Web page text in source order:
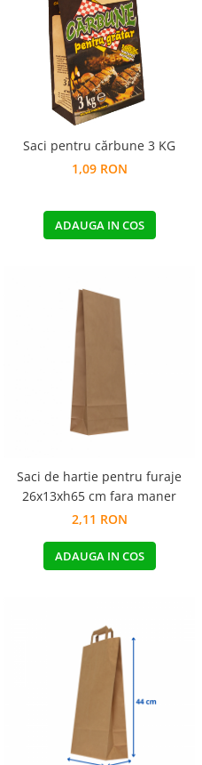
Pungi de hartie ciocolatii
Pungi de hartie mov
Pungi de hartie bordeaux
Cutii cartofi prajiti
Cutii mancare chinezeasca
Boluri supa cu capac de unica
folosinta
Caserole salata din carton
Boluri unica folosinta din
Barcute din carton
Saci pentru cărbune 3 KG
1,09 RON
ADAUGA IN COS
Saci de hartie pentru furaje
26x13xh65 cm fara maner
2,11 RON
ADAUGA IN COS